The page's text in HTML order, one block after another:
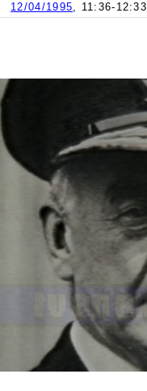
12/04/1995, 11:36-12:33